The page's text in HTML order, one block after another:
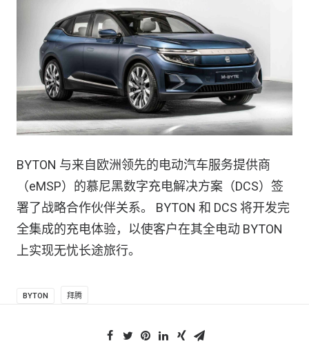
BYTON 与来自欧洲领先的电动汽车服务提供商
（eMSP）的慕尼黑数字充电解决方案（DCS）签
署了战略合作伙伴关系。 BYTON 和 DCS 将开发完
全集成的充电体验，以使客户在其全电动 BYTON
上实现无忧长途旅行。
BYTON 拜腾